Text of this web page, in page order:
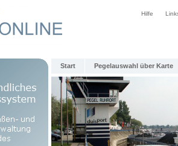
Hilfe
Start Pegelauswahl über Karte